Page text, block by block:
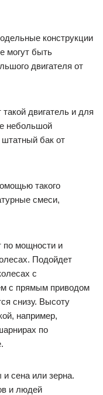
конструкции
могут быть
двигателя от
двигатель и для
небольшой
бак от
такого
смеси,
по мощности и
Подойдет
с
с прямым приводом
снизу. Высоту
например,
по
сена или зерна.
и людей